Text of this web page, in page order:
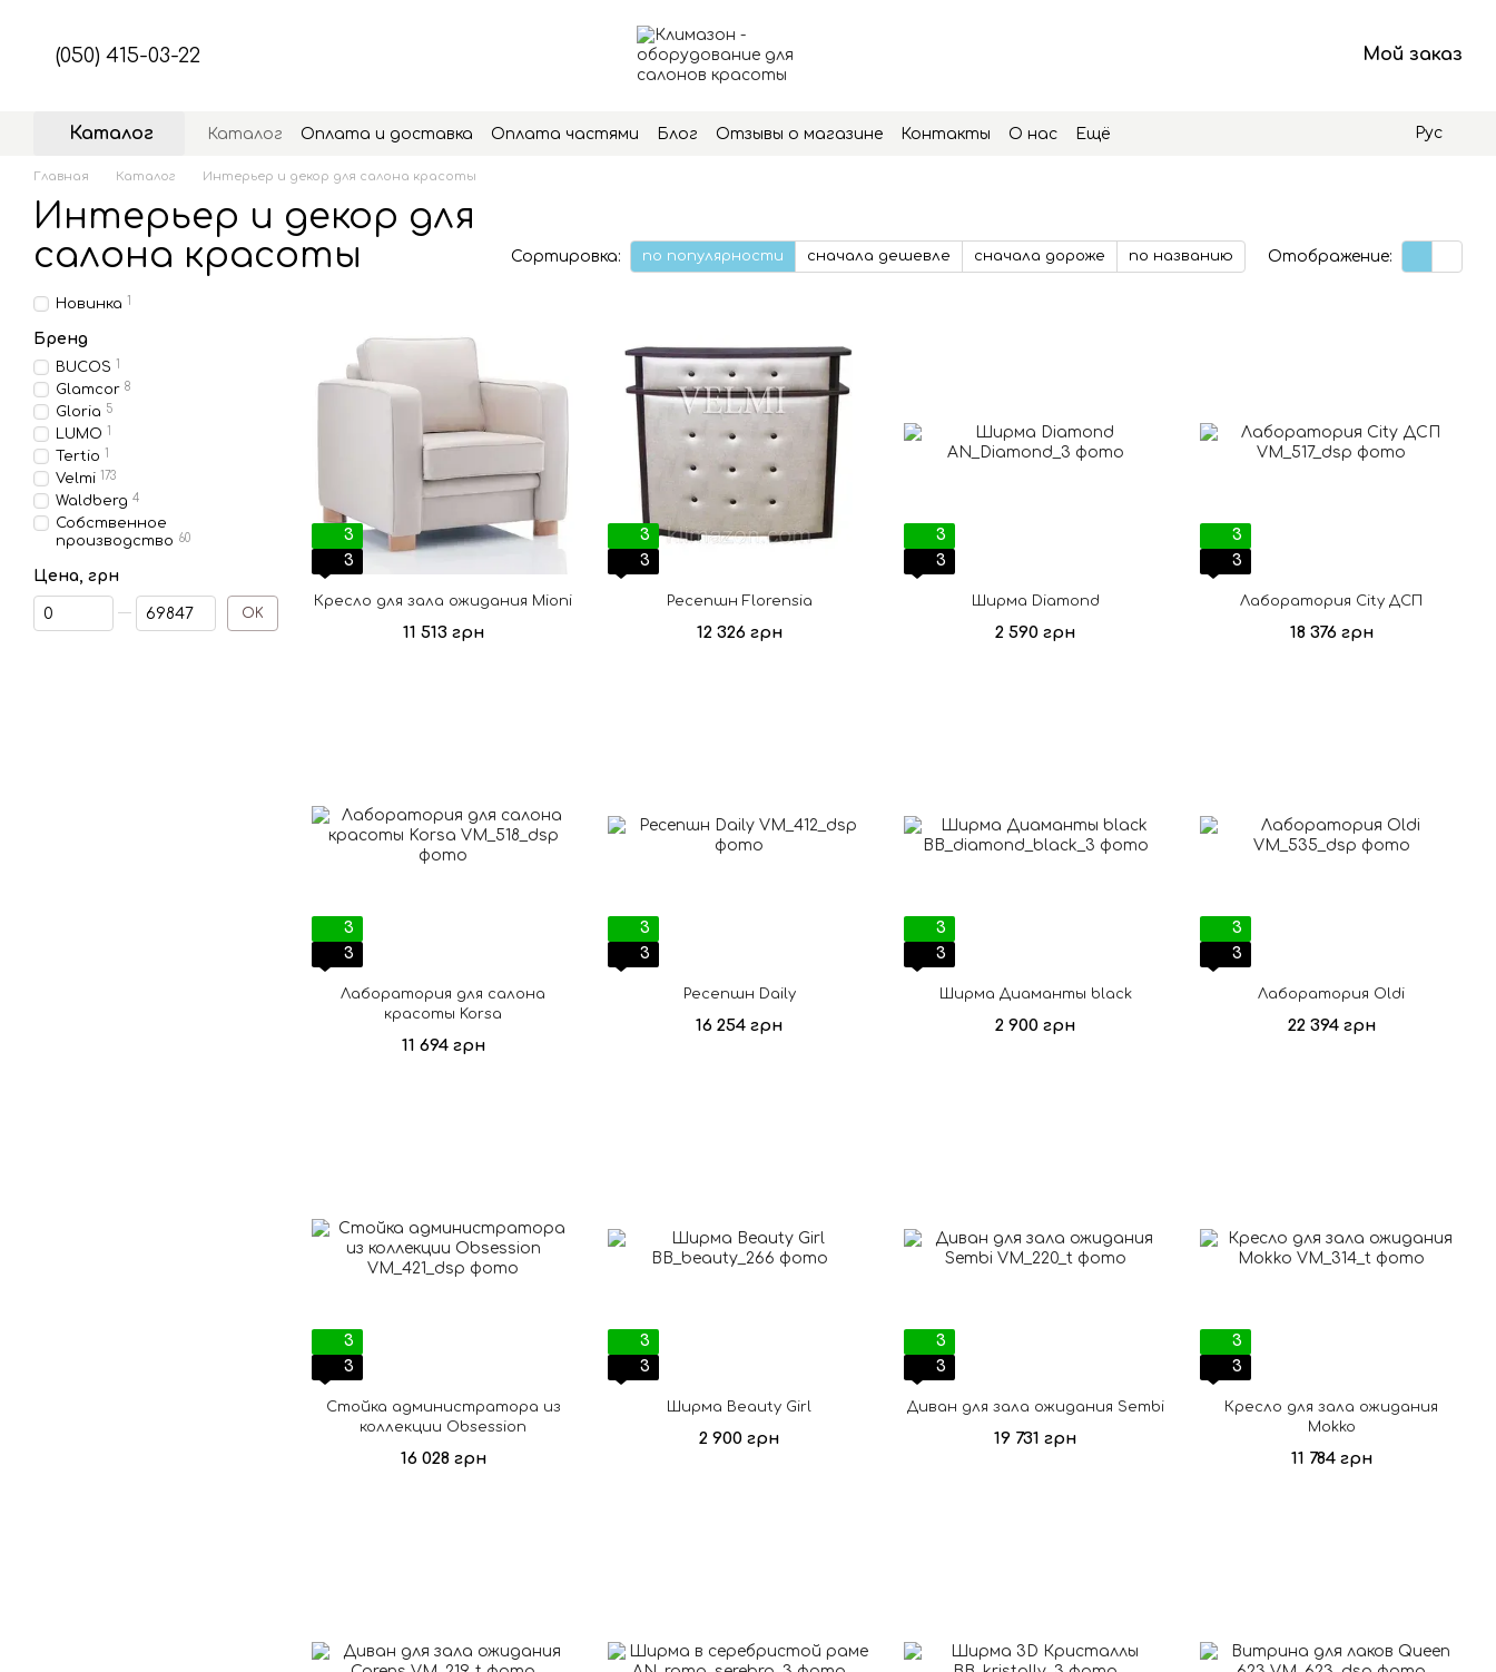
(050) 415-03-22 Мой заказ
Каталог Каталог Оплата и доставка Оплата частями Блог Отзывы о магазине Контакты О нас Ещё Рус
Главная Каталог Интерьер и декор для салона красоты
Интерьер и декор для
салона красоты
Сортировка: по популярности сначала дешевле сначала дороже по названию Отображение:
3
3
Кресло для зала ожидания Mioni
11 513 грн
3
3
Ресепшн Florensia
12 326 грн
3
3
Ширма Diamond
2 590 грн
3
3
Лаборатория City ДСП
18 376 грн
3
3
Лаборатория для салона
красоты Korsa
11 694 грн
3
3
Ресепшн Daily
16 254 грн
3
3
Ширма Диаманты black
2 900 грн
3
3
Лаборатория Oldi
22 394 грн
3
3
Стойка администратора из
коллекции Obsession
16 028 грн
3
3
Ширма Beauty Girl
2 900 грн
3
3
Диван для зала ожидания Sembi
19 731 грн
3
3
Кресло для зала ожидания
Mokko
11 784 грн
Новинка 1
Бренд
BUCOS 1
Glamcor 8
Gloria 5
LUMO 1
Tertio 1
Velmi 173
Waldberg 4
Собственное
производство 60
Цена, грн
От Цена, грн
До Цена, грн
OK